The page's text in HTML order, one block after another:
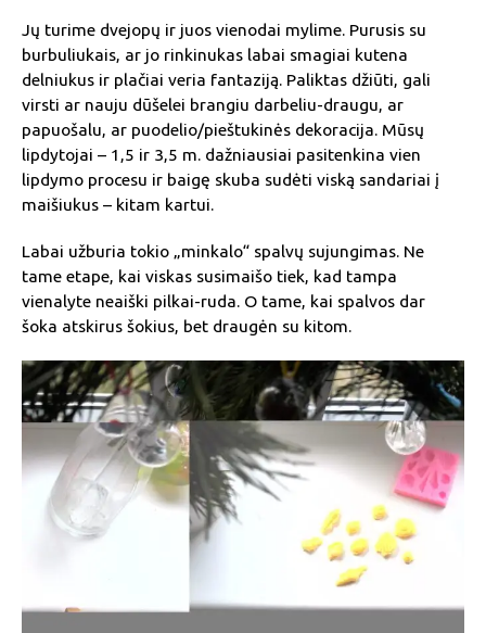
Jų turime dvejopų ir juos vienodai mylime. Purusis su
burbuliukais, ar jo rinkinukas labai smagiai kutena
delniukus ir plačiai veria fantaziją. Paliktas džiūti, gali
virsti ar nauju dūšelei brangiu darbeliu-draugu, ar
papuošalu, ar puodelio/pieštukinės dekoracija. Mūsų
lipdytojai – 1,5 ir 3,5 m. dažniausiai pasitenkina vien
lipdymo procesu ir baigę skuba sudėti viską sandariai į
maišiukus – kitam kartui.
Labai užburia tokio „minkalo“ spalvų sujungimas. Ne
tame etape, kai viskas susimaišo tiek, kad tampa
vienalyte neaiški pilkai-ruda. O tame, kai spalvos dar
šoka atskirus šokius, bet draugėn su kitom.